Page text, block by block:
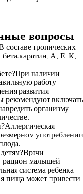
вопросы
составе тропических
каротин, А, Е, К,
наличии
работу
развития
рекомендуют включать
организму
употреблении
рацион малышей
система ребенка
пища может привести